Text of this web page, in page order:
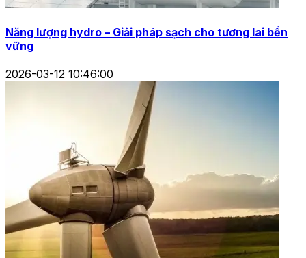
Năng lượng hydro – Giải pháp sạch cho tương lai bền
vững
2026-03-12 10:46:00